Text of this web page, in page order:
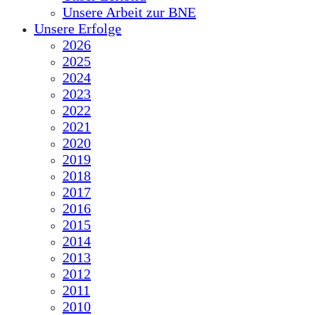
Unsere Arbeit zur BNE
Unsere Erfolge
2026
2025
2024
2023
2022
2021
2020
2019
2018
2017
2016
2015
2014
2013
2012
2011
2010